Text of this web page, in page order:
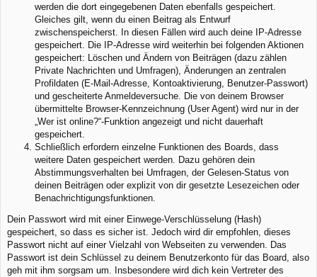
werden die dort eingegebenen Daten ebenfalls gespeichert.
Gleiches gilt, wenn du einen Beitrag als Entwurf
zwischenspeicherst. In diesen Fällen wird auch deine IP-Adresse
gespeichert. Die IP-Adresse wird weiterhin bei folgenden Aktionen
gespeichert: Löschen und Ändern von Beiträgen (dazu zählen
Private Nachrichten und Umfragen), Änderungen an zentralen
Profildaten (E-Mail-Adresse, Kontoaktivierung, Benutzer-Passwort)
und gescheiterte Anmeldeversuche. Die von deinem Browser
übermittelte Browser-Kennzeichnung (User Agent) wird nur in der
„Wer ist online?“-Funktion angezeigt und nicht dauerhaft
gespeichert.
Schließlich erfordern einzelne Funktionen des Boards, dass
weitere Daten gespeichert werden. Dazu gehören dein
Abstimmungsverhalten bei Umfragen, der Gelesen-Status von
deinen Beiträgen oder explizit von dir gesetzte Lesezeichen oder
Benachrichtigungsfunktionen.
Dein Passwort wird mit einer Einwege-Verschlüsselung (Hash)
gespeichert, so dass es sicher ist. Jedoch wird dir empfohlen, dieses
Passwort nicht auf einer Vielzahl von Webseiten zu verwenden. Das
Passwort ist dein Schlüssel zu deinem Benutzerkonto für das Board, also
geh mit ihm sorgsam um. Insbesondere wird dich kein Vertreter des